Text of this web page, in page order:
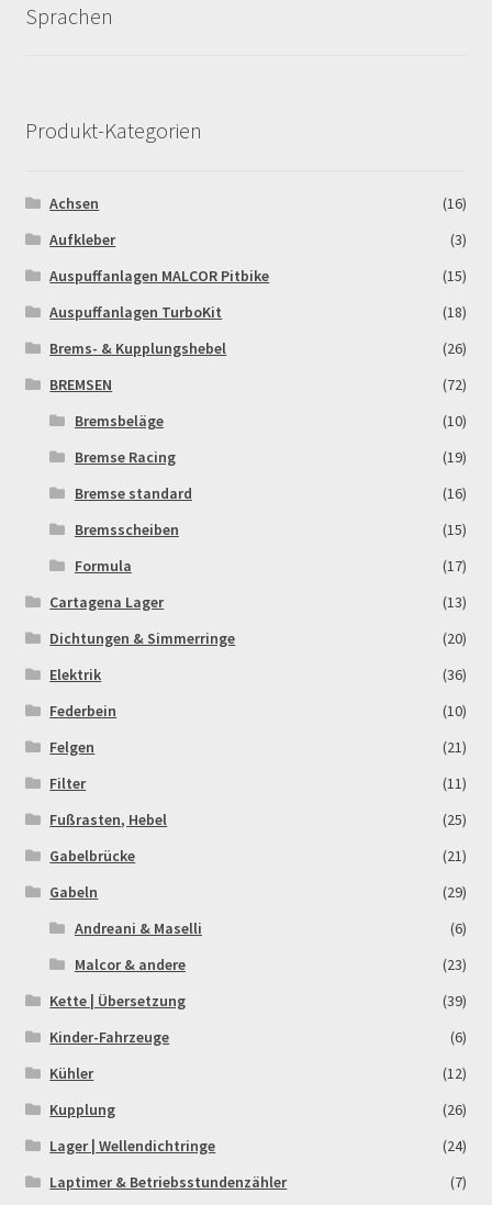
MERCHANDISE
My Profile
Newsletter
Order Confirmation
Order Failed
Pitbike-Training
Pitbikestrecken in Spanien – eine Rundreise und die
POLITICA DE COOKIES
Registration
Rennserien-Veranstalter
Reset Password
Sign Up
Support
Términos y Condiciones Generales
Versandarten
Sprachen
Produkt-Kategorien
Achsen
(16)
Aufkleber
(3)
Auspuffanlagen MALCOR Pitbike
(15)
Auspuffanlagen TurboKit
(18)
Brems- & Kupplungshebel
(26)
BREMSEN
(72)
Bremsbeläge
(10)
Bremse Racing
(19)
Bremse standard
(16)
Bremsscheiben
(15)
Formula
(17)
Cartagena Lager
(13)
Dichtungen & Simmerringe
(20)
Elektrik
(36)
Federbein
(10)
Felgen
(21)
Filter
(11)
Fußrasten, Hebel
(25)
Gabelbrücke
(21)
Gabeln
(29)
Andreani & Maselli
(6)
Malcor & andere
(23)
Kette | Übersetzung
(39)
Kinder-Fahrzeuge
(6)
Kühler
(12)
Kupplung
(26)
Lager | Wellendichtringe
(24)
Laptimer & Betriebsstundenzähler
(7)